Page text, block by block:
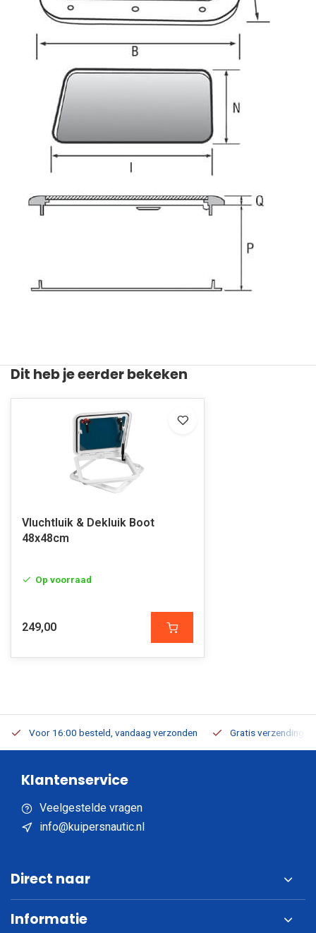
Dit heb je eerder bekeken
Vluchtluik & Dekluik Boot
48x48cm
Op voorraad
249,00
Voor 16:00 besteld, vandaag verzonden Gratis verzending
Klantenservice
Veelgestelde vragen
info@kuipersnautic.nl
Direct naar
Informatie